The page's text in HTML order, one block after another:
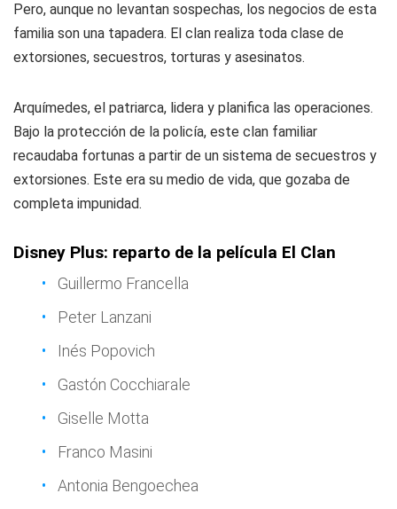
Pero, aunque no levantan sospechas, los negocios de esta
familia son una tapadera. El clan realiza toda clase de
extorsiones, secuestros, torturas y asesinatos.
Arquímedes, el patriarca, lidera y planifica las operaciones.
Bajo la protección de la policía, este clan familiar
recaudaba fortunas a partir de un sistema de secuestros y
extorsiones. Este era su medio de vida, que gozaba de
completa impunidad.
Disney Plus: reparto de la película El Clan
Guillermo Francella
Peter Lanzani
Inés Popovich
Gastón Cocchiarale
Giselle Motta
Franco Masini
Antonia Bengoechea